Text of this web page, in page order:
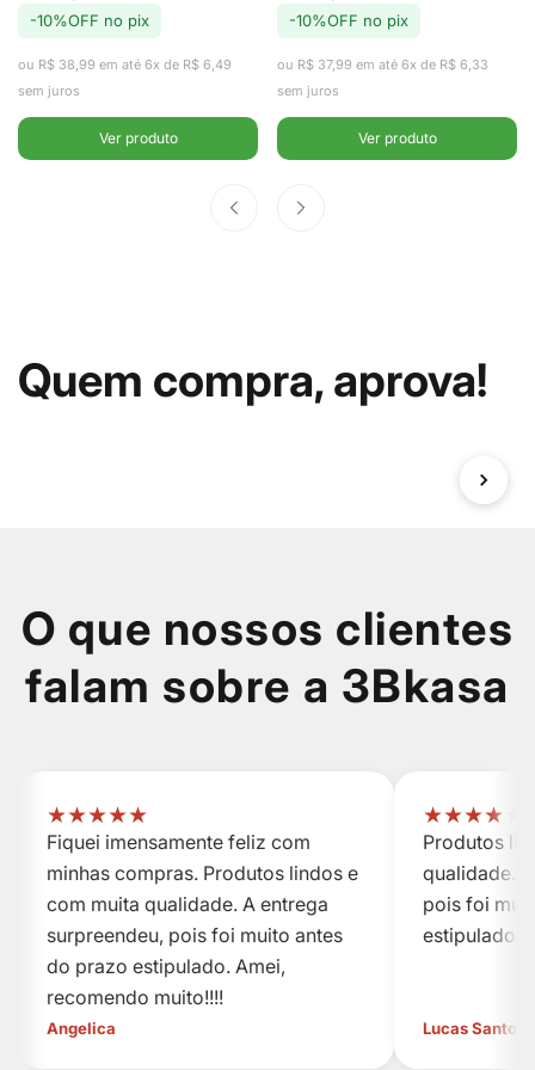
com Tampa
em Aço Inox
2,2L -
de
regular
-10%OFF no pix
ou R$ 38,99 em até 6x de R$ 6,49
sem juros
Ver produto
com Cesto
Clear Fresh
2,2L - Ou
de
regular
-10%OFF no pix
ou R$ 37,99 em até 6x de R$ 6,33
sem juros
Ver produto
Quem compra, aprova!
O que nossos clientes
falam sobre a 3Bkasa
★★★★★
Fiquei imensamente feliz com
minhas compras. Produtos lindos e
com muita qualidade. A entrega
surpreendeu, pois foi muito antes
do prazo estipulado. Amei,
recomendo muito!!!!
Angelica
★★★★
Produtos
qualidade.
pois foi
estipulado.
Lucas Santos